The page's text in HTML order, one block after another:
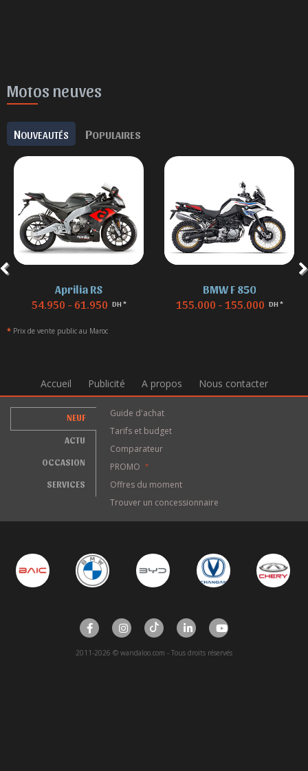
Motos neuves
NOUVEAUTÉS POPULAIRES
Aprilia RS
54.950 - 61.950 DH *
BMW F 850
155.000 - 155.000 DH *
* Prix de vente public au Maroc
Accueil Publicité A propos Nous contacter
NEUF
ACTU
OCCASION
SERVICES
Guide d'achat
Tarifs et budget
Comparateur
PROMO
*
Offres du moment
Trouver un concessionnaire
2011-2026 © wandaloo.com - Tous droits réservés